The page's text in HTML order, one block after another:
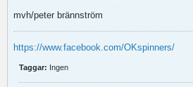
mvh/peter brännström
https://www.facebook.com/OKspinners/
Taggar: Ingen